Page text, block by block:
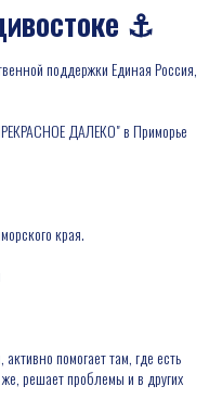
⚓
поддержки Единая Россия,
ДАЛЕКО" в Приморье
края.
помогает там, где есть
решает проблемы и в других